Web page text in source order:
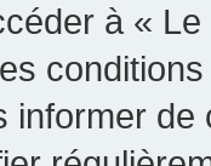
à «
informer